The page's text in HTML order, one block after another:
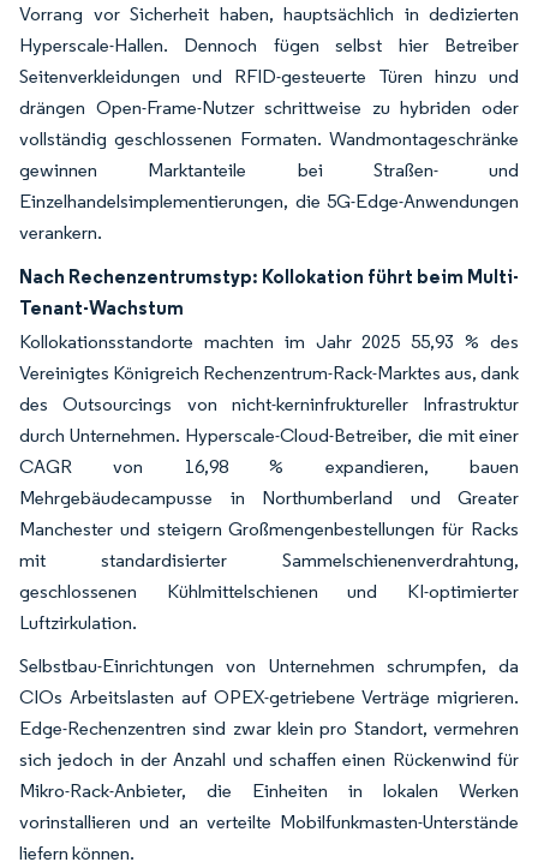
Vorrang vor Sicherheit haben, hauptsächlich in dedizierten
Hyperscale-Hallen. Dennoch fügen selbst hier Betreiber
Seitenverkleidungen und RFID-gesteuerte Türen hinzu und
drängen Open-Frame-Nutzer schrittweise zu hybriden oder
vollständig geschlossenen Formaten. Wandmontageschränke
gewinnen Marktanteile bei Straßen- und
Einzelhandelsimplementierungen, die 5G-Edge-Anwendungen
verankern.
Nach Rechenzentrumstyp: Kollokation führt beim Multi-
Tenant-Wachstum
Kollokationsstandorte machten im Jahr 2025 55,93 % des
Vereinigtes Königreich Rechenzentrum-Rack-Marktes aus, dank
des Outsourcings von nicht-kerninfruktureller Infrastruktur
durch Unternehmen. Hyperscale-Cloud-Betreiber, die mit einer
CAGR von 16,98 % expandieren, bauen
Mehrgebäudecampusse in Northumberland und Greater
Manchester und steigern Großmengenbestellungen für Racks
mit standardisierter Sammelschienenverdrahtung,
geschlossenen Kühlmittelschienen und KI-optimierter
Luftzirkulation.
Selbstbau-Einrichtungen von Unternehmen schrumpfen, da
CIOs Arbeitslasten auf OPEX-getriebene Verträge migrieren.
Edge-Rechenzentren sind zwar klein pro Standort, vermehren
sich jedoch in der Anzahl und schaffen einen Rückenwind für
Mikro-Rack-Anbieter, die Einheiten in lokalen Werken
vorinstallieren und an verteilte Mobilfunkmasten-Unterstände
liefern können.